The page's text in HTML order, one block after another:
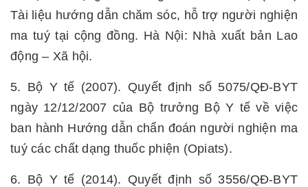
Tài liệu hướng dẫn chăm sóc, hỗ trợ người nghiện
ma tuý tại cộng đồng. Hà Nội: Nhà xuất bản Lao
động – Xã hội.
5. Bộ Y tế (2007). Quyết định số 5075/QĐ-BYT
ngày 12/12/2007 của Bộ trưởng Bộ Y tế về việc
ban hành Hướng dẫn chẩn đoán người nghiện ma
tuý các chất dạng thuốc phiện (Opiats).
6. Bộ Y tế (2014). Quyết định số 3556/QĐ-BYT